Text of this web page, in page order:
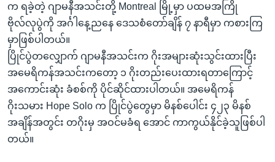
က ရခဲ့တဲ့ ဂျာမနီအသင်းတို့ Montreal မြို့မှာ ပထမအကြို
ဗိုလ်လုပွဲကို အင်္ဂါနေ့ညနေ ဒေသစံတော်ချိန် ၇ နာရီမှာ ကစားကြ
မှာဖြစ်ပါတယ်။
ပြိုင်ပွဲတလျှောက် ဂျာမနီအသင်းက ဂိုးအများဆုံးသွင်းထားပြီး
အမေရိကန်အသင်းကတော့ ၁ ဂိုးတည်းပေးထားရတာကြောင့်
အကောင်းဆုံး ခံစစ်ကို ပိုင်ဆိုင်ထားပါတယ်။ အမေရိကန်
ဂိုးသမား Hope Solo က ပြိုင်ပွဲတွေမှာ မိနစ်ပေါင်း ၄၂၃ မိနစ်
အချိန်အတွင်း တဂိုးမှ အဝင်မခံရ အောင် ကာကွယ်နိုင်ခဲ့သူဖြစ်ပါ
တယ်။